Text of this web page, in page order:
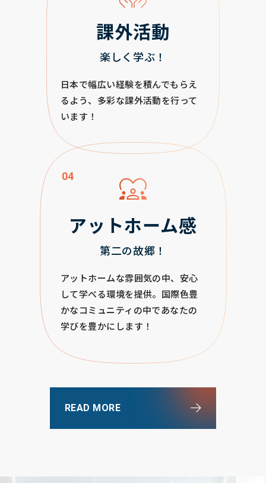
課外活動
楽しく学ぶ！
日本で幅広い経験を積んでもらえ
るよう、多彩な課外活動を行って
います！
04
アットホーム感
第二の故郷！
アットホームな雰囲気の中、安心
して学べる環境を提供。国際色豊
かなコミュニティの中であなたの
学びを豊かにします！
READ MORE